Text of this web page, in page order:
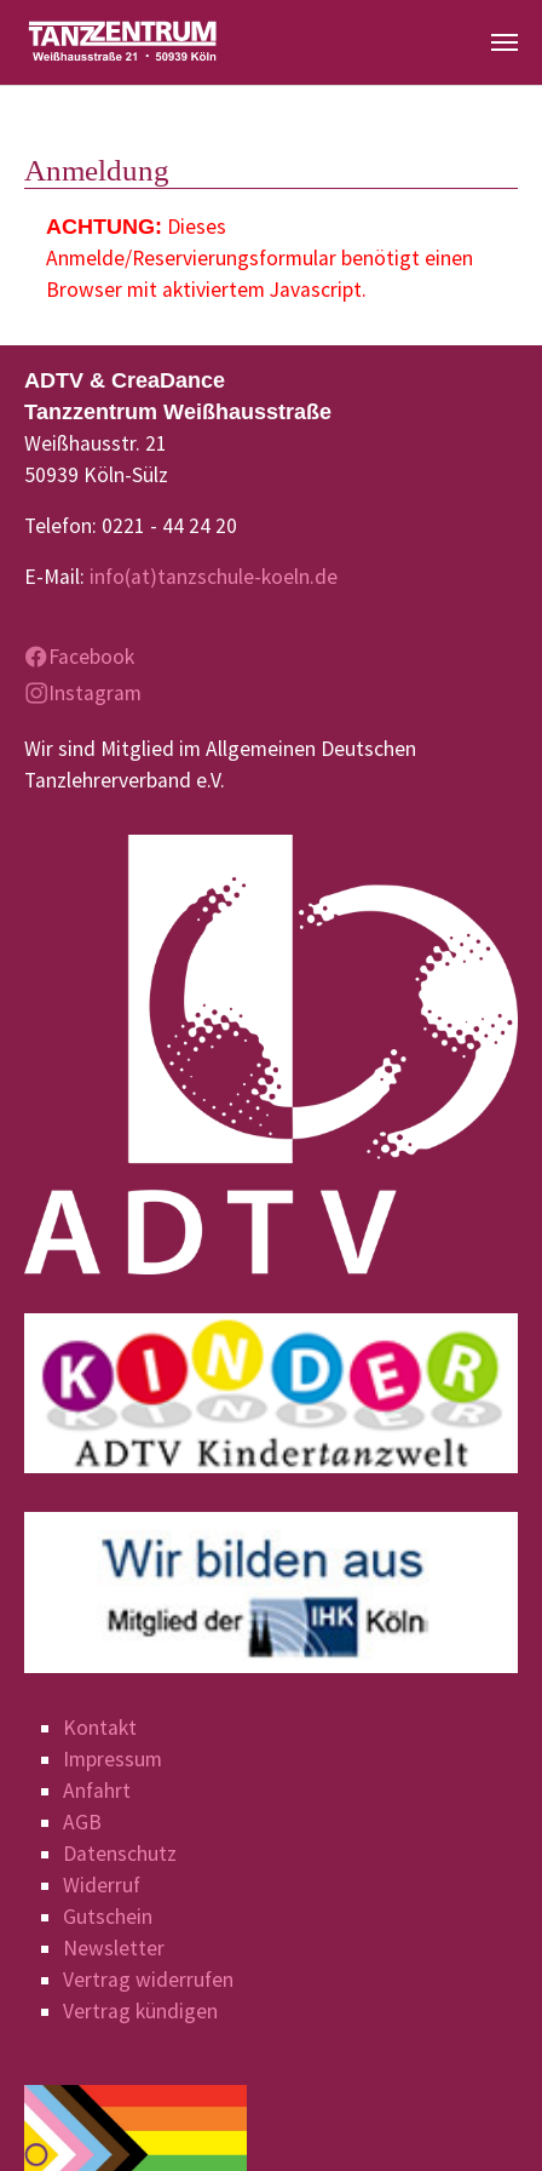
Anmeldung
ACHTUNG: Dieses
Anmelde/Reservierungsformular benötigt einen
Browser mit aktiviertem Javascript.
ADTV & CreaDance
Tanzzentrum Weißhausstraße
Weißhausstr. 21
50939 Köln-Sülz
Telefon: 0221 - 44 24 20
E-Mail: info(at)tanzschule-koeln.de
Facebook
Instagram
Wir sind Mitglied im Allgemeinen Deutschen
Tanzlehrerverband e.V.
Kontakt
Impressum
Anfahrt
AGB
Datenschutz
Widerruf
Gutschein
Newsletter
Vertrag widerrufen
Vertrag kündigen